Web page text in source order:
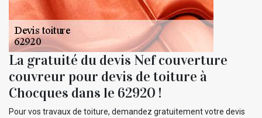
La gratuité du devis Nef couverture
couvreur pour devis de toiture à
Chocques dans le 62920 !
Pour vos travaux de toiture, demandez gratuitement votre devis